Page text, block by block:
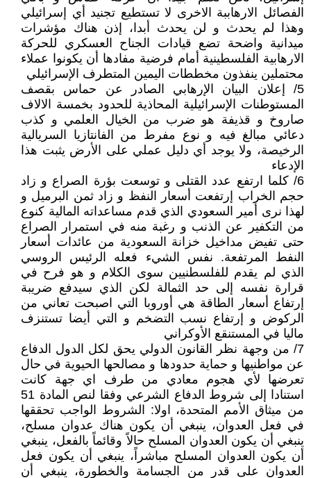
الفصائل الارهاببة الاخرى لا تستطيع تجنيد أي إسرائيلي
وهذا لم يحدث و لن يحدث أبدا، إذن هناك مؤشرات
ميدانية واضحة تضع قيادات الجناح العسكري للحركة
الارهابية الفلسطينية أمام فرضية مفادها أن يكونوا عملاء
محتملين ينفذون مخططات اليمين المتطرف الإسرائيلي
5/ إعلان البيان الإرهابي الصادر عن حماس بقصف
المستوطنات الإسرائيلية المحاذية للحدود بخمسة الالاف
صاروخ و قذيفة هو ضرب من الخيال العلمي و كذب
دعائي مبالغ فيه و نوع مفرط من الفانتازيا السريالية
الرخيصة، ولا يوجد أي دليل عملي على الأرض يثبت هذا
الإدعاء
6/ كلما ارتفع عدد القتلى و توسعت بؤرة الصراع و زاد
حجم الخراب إرتفعت أسعار النفظ و زاد ثمن البرميل و
لهذا نرى أمير السعودي الذي قدم مساعداته المالية كنوع
من التكفير عن الذنب و رغبة منه في استمرار الصراع
حتى تفيض مداخيل خزانة السعودية من عائدات أسعار
النفط المرتفعة. نفس الشيء فعله الرئيس الروسي
الذي لم يقدم للفلسطنيين سوى الكلام و هو فرح في
قرارة نفسه إلى حد الثمالة لكن الذي سيدفع ضريبة
إرتفاع أسعار الطاقة هي أوروبا التي اصبحت تعاني من
الركوض و إرتفاع نسب التضخم و التي أيضا تستنزف
ماليا في المستنقع الأوكراني
7/ من وجهة نظر القانون الدولي يحق لكل الدول الدفاع
عن مواطنيها و حماية حدودها و مصالحها الحيوية في حال
تعرضها لأي هجوم معادي من طرف اي جهة كانت
استنادا إلى شروط الدفاع الشرعي وفقا لنص المادة 51
من ميثاق الأمم المتحدة، اولا: الشروط الواجب تحققها
في فعل العدوان، ينبغي أن يكون هناك عدوان مسلح،
ينبغي أن يكون العدوان المسلح حالاً وقائماً بالفعل، ينبغي
أن يكون العدوان المسلح مباشراً، ينبغي أن يكون فعل
العدوان على قدر من الجسامة والخطورة، ينبغي أن